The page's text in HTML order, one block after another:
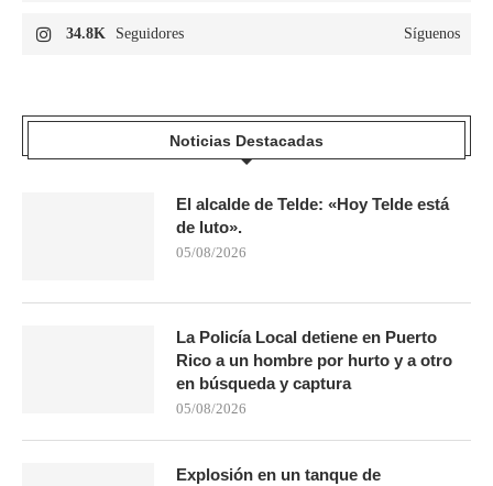
34.8K Seguidores Síguenos
Noticias Destacadas
El alcalde de Telde: «Hoy Telde está
de luto».
05/08/2026
La Policía Local detiene en Puerto
Rico a un hombre por hurto y a otro
en búsqueda y captura
05/08/2026
Explosión en un tanque de